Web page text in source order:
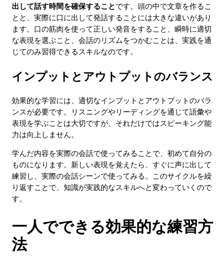
出して話す時間を確保することです。頭の中で文章を作るこ
とと、実際に口に出して発話することには大きな違いがあり
ます。口の筋肉を使って正しい発音をすること、瞬時に適切
な表現を選ぶこと、会話のリズムをつかむことは、実践を通
じてのみ習得できるスキルなのです。
インプットとアウトプットのバランス
効果的な学習には、適切なインプットとアウトプットのバラ
ンスが必要です。リスニングやリーディングを通じて語彙や
表現を学ぶことは大切ですが、それだけではスピーキング能
力は向上しません。
学んだ内容を実際の会話で使ってみることで、初めて自分の
ものになります。新しい表現を覚えたら、すぐに声に出して
練習し、実際の会話シーンで使ってみる。このサイクルを繰
り返すことで、知識が実践的なスキルへと変わっていくので
す。
一人でできる効果的な練習方
法